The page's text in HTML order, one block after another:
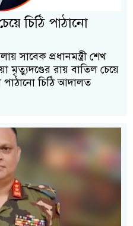
চিঠি পাঠানো
সাবেক প্রধানমন্ত্রী শেখ
মৃত্যুদণ্ডের রায় বাতিল চেয়ে
পাঠানো চিঠি আদালত